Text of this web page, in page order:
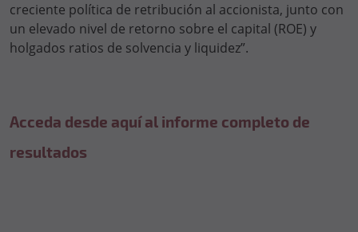
creciente política de retribución al accionista, junto con
un elevado nivel de retorno sobre el capital (ROE) y
holgados ratios de solvencia y liquidez”.
Acceda desde aquí al informe completo de
resultados